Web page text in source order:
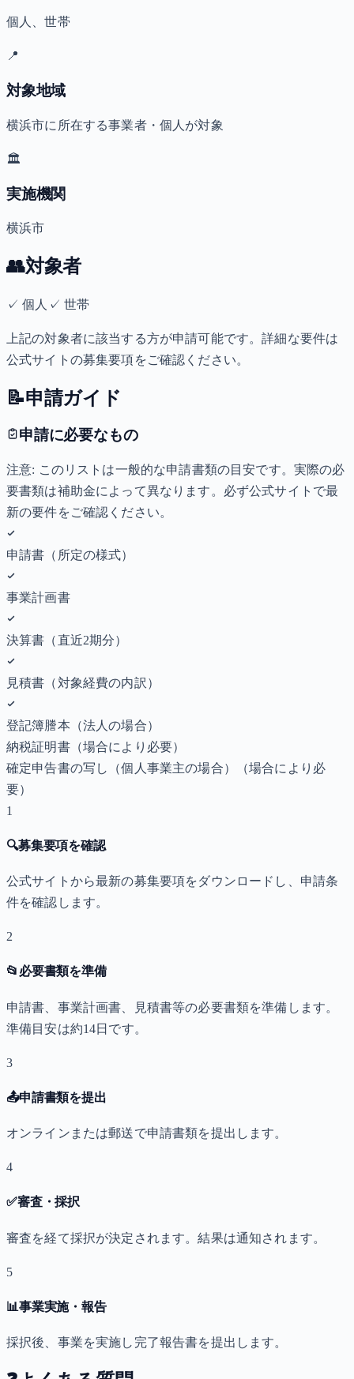
個人、世帯
📍
対象地域
横浜市に所在する事業者・個人が対象
🏛️
実施機関
横浜市
👥対象者
✓個人 ✓ 世帯
上記の対象者に該当する方が申請可能です。詳細な要件は
公式サイトの募集要項をご確認ください。
📝申請ガイド
申請に必要なもの
注意: このリストは一般的な申請書類の目安です。実際の必
要書類は補助金によって異なります。必ず公式サイトで最
新の要件をご確認ください。
申請書（所定の様式）
事業計画書
決算書（直近2期分）
見積書（対象経費の内訳）
登記簿謄本（法人の場合）
納税証明書（場合により必要）
確定申告書の写し（個人事業主の場合）
（場合により必
要）
1
🔍募集要項を確認
公式サイトから最新の募集要項をダウンロードし、申請条
件を確認します。
2
📂 必要書類を準備
申請書、事業計画書、見積書等の必要書類を準備します。
準備目安は約14日です。
3
📤申請書類を提出
オンラインまたは郵送で申請書類を提出します。
4
✅審査・採択
審査を経て採択が決定されます。結果は通知されます。
5
📊事業実施・報告
採択後、事業を実施し完了報告書を提出します。